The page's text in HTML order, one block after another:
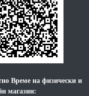
Време на физически и
магазин: